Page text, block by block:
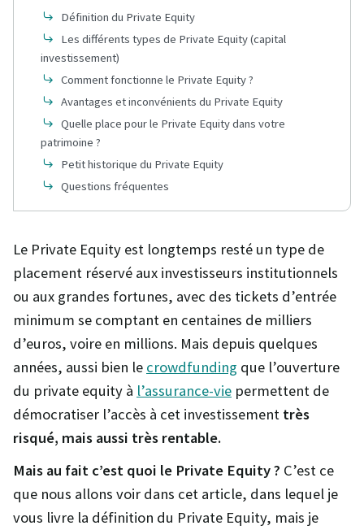
Définition du Private Equity
Les différents types de Private Equity (capital
investissement)
Comment fonctionne le Private Equity ?
Avantages et inconvénients du Private Equity
Quelle place pour le Private Equity dans votre
patrimoine ?
Petit historique du Private Equity
Questions fréquentes
Le Private Equity est longtemps resté un type de
placement réservé aux investisseurs institutionnels
ou aux grandes fortunes, avec des tickets d’entrée
minimum se comptant en centaines de milliers
d’euros, voire en millions. Mais depuis quelques
années, aussi bien le crowdfunding que l’ouverture
du private equity à l’assurance-vie permettent de
démocratiser l’accès à cet investissement très
risqué, mais aussi très rentable.
Mais au fait c’est quoi le Private Equity ? C’est ce
que nous allons voir dans cet article, dans lequel je
vous livre la définition du Private Equity, mais je